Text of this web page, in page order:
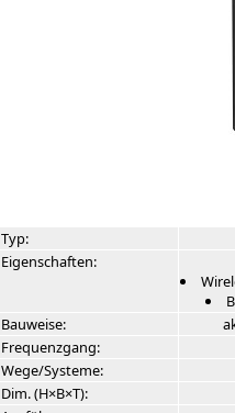
Typ:
Eigenschaften:
Bauweise:
Frequenzgang:
Wege/Systeme:
Dim. (H×B×T):